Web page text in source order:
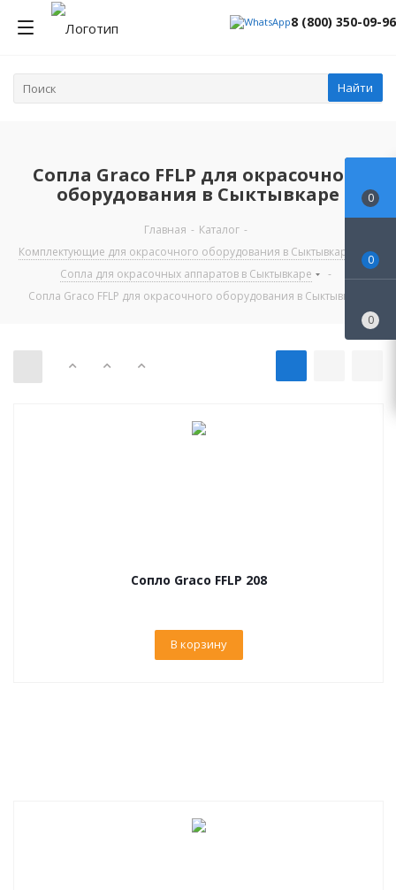
8 (800) 350-09-96
Найти
Сопла Graco FFLP для окрасочного
оборудования в Сыктывкаре
Главная - Каталог -
Комплектующие для окрасочного оборудования в Сыктывкаре
-
Сопла для окрасочных аппаратов в Сыктывкаре
-
Сопла Graco FFLP для окрасочного оборудования в Сыктывкаре
Сопло Graco FFLP 208
В корзину
0
0
0